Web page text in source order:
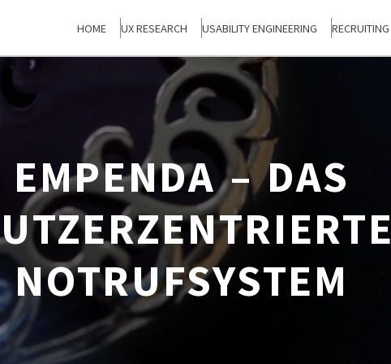
HOME UX RESEARCH USABILITY ENGINEERING RECRUITING
EMPENDA – DAS
NOTRUFSYSTEM